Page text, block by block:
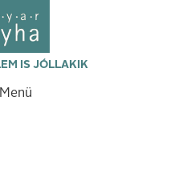
IS JÓLLAKIK
Toggle
Menü